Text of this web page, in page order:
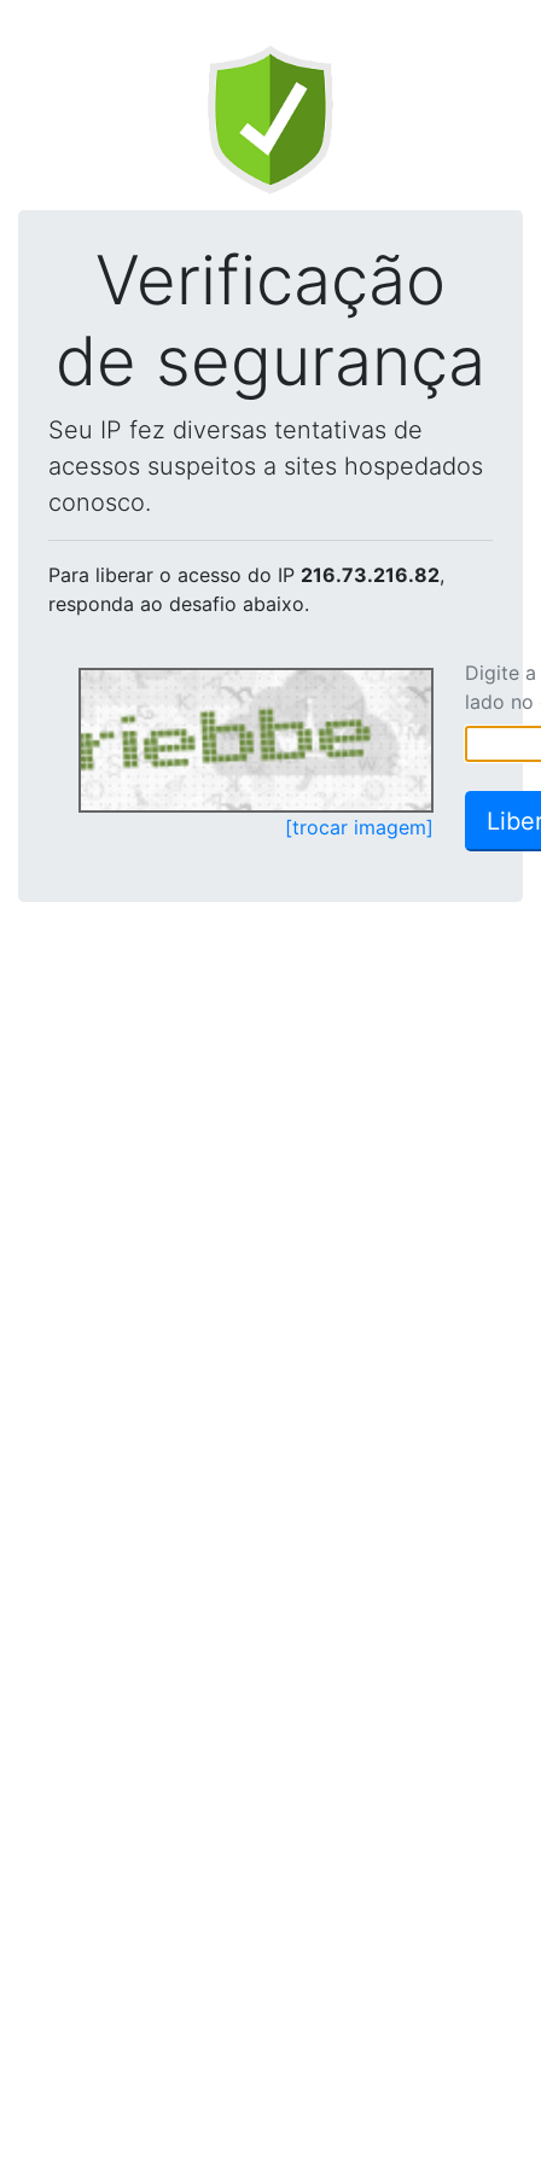
Verificação
de segurança
Seu IP fez diversas tentativas de
acessos suspeitos a sites hospedados
conosco.
Para liberar o acesso do IP 216.73.216.82,
responda ao desafio abaixo.
[trocar imagem]
Digite
lado no